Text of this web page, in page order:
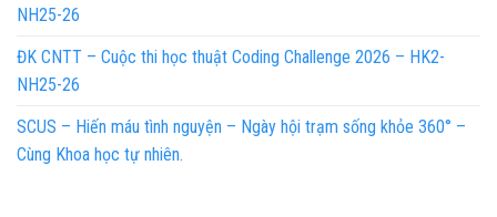
NH25-26
ĐK CNTT – Cuộc thi học thuật Coding Challenge 2026 – HK2-
NH25-26
SCUS – Hiến máu tình nguyện – Ngày hội trạm sống khỏe 360° –
Cùng Khoa học tự nhiên.